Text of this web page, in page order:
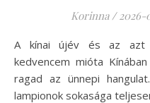
Korinna / 2026-
A kínai újév és az azt megelőző időszak az egyik
kedvencem mióta
ragad az ünnepi
lampionok sokasága